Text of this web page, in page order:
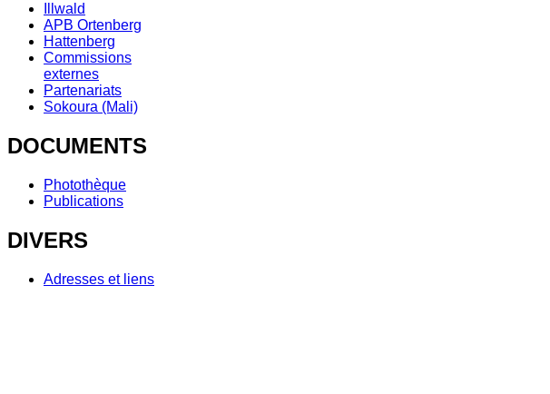
Illwald
APB Ortenberg
Hattenberg
Commissions
externes
Partenariats
Sokoura (Mali)
DOCUMENTS
Photothèque
Publications
DIVERS
Adresses et liens